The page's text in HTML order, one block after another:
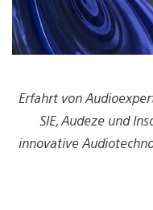
Erfahrt von
SIE, Audeze und
innovative